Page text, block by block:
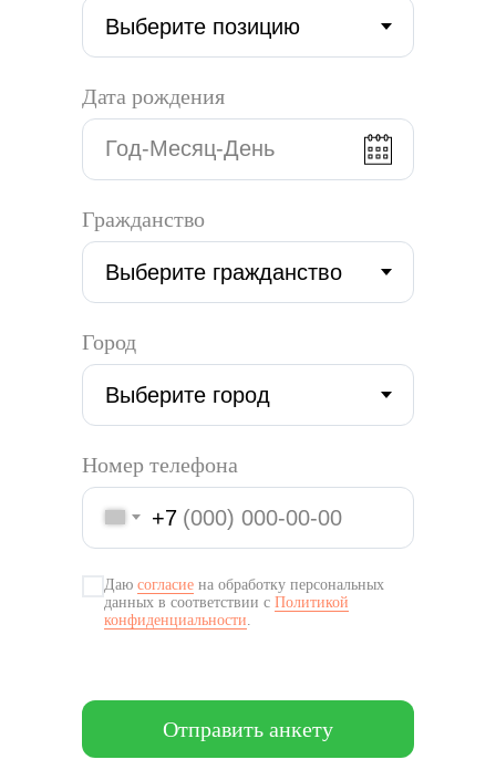
Дата рождения
Гражданство
Город
Номер телефона
+7
Даю согласие на обработку персональных
данных в соответствии с Политикой
конфиденциальности.
Отправить анкету